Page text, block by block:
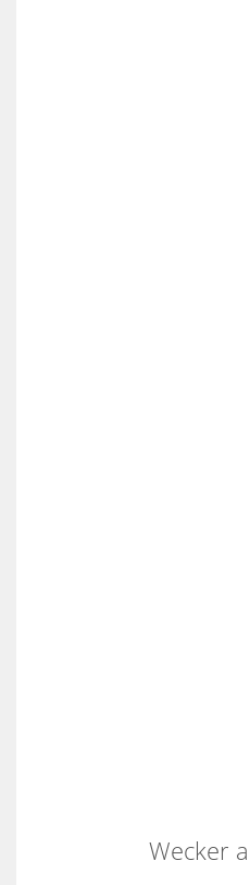
Wecker